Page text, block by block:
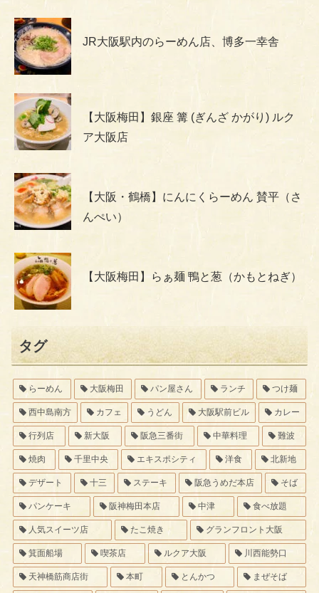
JR大阪駅内のらーめん店、博多一幸舎
【大阪梅田】銀座 篝 (ぎんざ かがり) ルク
ア大阪店
【大阪・鶴橋】にんにくらーめん 賛平（さ
んぺい）
【大阪梅田】らぁ麺 鴨と葱（かもとねぎ）
タグ
らーめん 大阪梅田 パン屋さん ランチ つけ麺
西中島南方 カフェ うどん 大阪駅前ビル カレー
行列店 新大阪 阪急三番街 中華料理 難波
焼肉 千里中央 エキスポシティ 洋食 北新地
デザート 十三 ステーキ 阪急うめだ本店 そば
パンケーキ 阪神梅田本店 中津 食べ放題
人気スイーツ店 たこ焼き グランフロント大阪
箕面船場 喫茶店 ルクア大阪 川西能勢口
天神橋筋商店街 本町 とんかつ まぜそば